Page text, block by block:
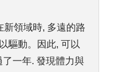
新領域時, 多遠的路
驅動。因此, 可以
一年. 發現體力與